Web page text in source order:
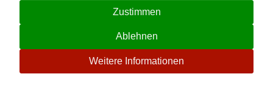
☉
Zustimmen
Ablehnen
Weitere Informationen